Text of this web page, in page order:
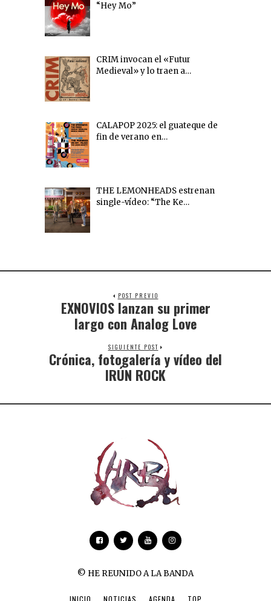
“Hey Mo”
CRIM invocan el «Futur
Medieval» y lo traen a…
CALAPOP 2025: el guateque de
fin de verano en…
THE LEMONHEADS estrenan
single-vídeo: “The Ke…
POST PREVIO
EXNOVIOS lanzan su primer
largo con Analog Love
SIGUIENTE POST
Crónica, fotogalería y vídeo del
IRÚN ROCK
© HE REUNIDO A LA BANDA
INICIO NOTICIAS AGENDA TOP